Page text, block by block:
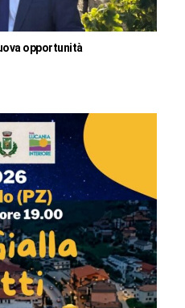
opportunità